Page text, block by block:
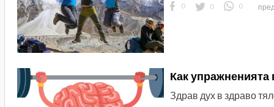
0 0 0
Как
Здрав дух в здраво